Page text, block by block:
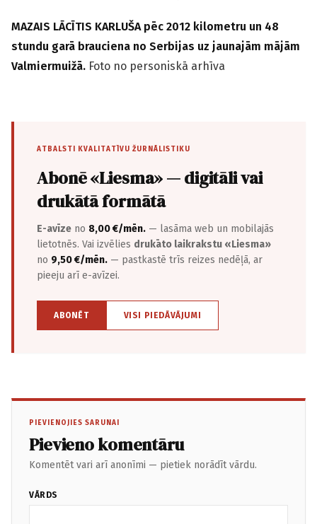
MAZAIS LĀCĪTIS KARLUŠA pēc 2012 kilometru un 48
stundu garā brauciena no Serbijas uz jaunajām mājām
Valmiermuižā. Foto no personiskā arhīva
ATBALSTI KVALITATĪVU ŽURNĀLISTIKU
Abonē «Liesma» — digitāli vai
drukātā formātā
E-avīze no 8,00 €/mēn. — lasāma web un mobilajās
lietotnēs. Vai izvēlies drukāto laikrakstu «Liesma»
no 9,50 €/mēn. — pastkastē trīs reizes nedēļā, ar
pieeju arī e-avīzei.
ABONĒT VISI PIEDĀVĀJUMI
PIEVIENOJIES SARUNAI
Pievieno komentāru
Komentēt vari arī anonīmi — pietiek norādīt vārdu.
VĀRDS